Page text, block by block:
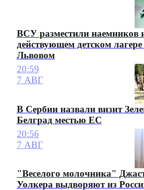
ВСУ разместили наемников
действующем детском лагере
Львовом
20:59
7 АВГ
В Сербии назвали визит
Белград местью ЕС
20:56
7 АВГ
"Веселого молочника"
Уолкера выдворяют из